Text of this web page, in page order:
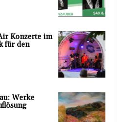
Konzerte im
für den
Werke